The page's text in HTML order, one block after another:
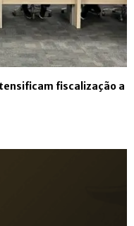
fiscalização a